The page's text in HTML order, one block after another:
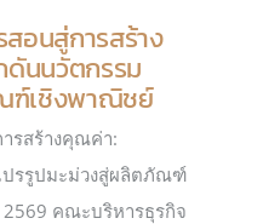
อนสู่การสร้าง
นนวัตกรรม
ฑ์เชิงพาณิชย์
รสร้างคุณค่า:
รรูปมะม่วงสู่ผลิตภัณฑ์
คณะบริหารธุรกิจ